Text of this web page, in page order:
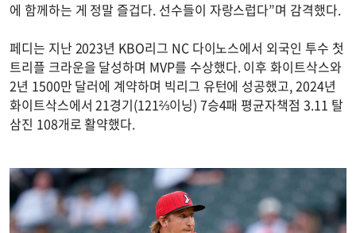
에 함께하는 게 정말 즐겁다. 선수들이 자랑스럽다”며 감격했다.
페디는 지난 2023년 KBO리그 NC 다이노스에서 외국인 투수 첫
트리플 크라운을 달성하며 MVP를 수상했다. 이후 화이트삭스와
2년 1500만 달러에 계약하며 빅리그 유턴에 성공했고, 2024년
화이트삭스에서 21경기(121⅔이닝) 7승4패 평균자책점 3.11 탈
삼진 108개로 활약했다.